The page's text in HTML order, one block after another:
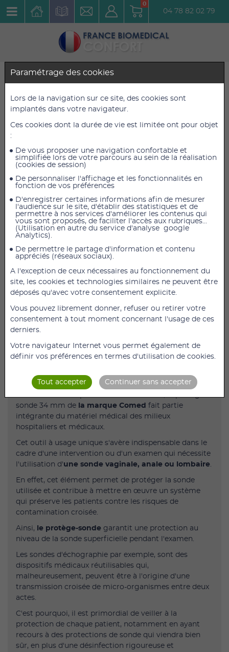
0
04 78 82 02 79
Diagnostic
Boîte de 100 Protéges Sondes
Réf. : 4948034
19,03 € TTC
15,86 € HT
19,03 €TTC
AJOUTER AU PANIER
Boîte de 100 Protéges Sondes lubrifiés
Protège-sondes lombaires.
En latex.
A usage unique.
Emballé individuellement.
Longueur : 190 mm.
Boîte de 100 pièces
sonde 34 mm de la marque Comed fait partie
intégrante du matériel médical des milieux
hospitaliers et médicaux.
Cet outil à usage unique s'avère indispensable dans le
cadre d'une intervention ou d'un examen qui nécessite
l'utilisation d'une sonde vaginale, anale ou lombaire.
En effet, cet élément permet de protéger la sonde
utilisée et contribue à mettre en œuvre un système
qui préserve les patients contre les risques de
contamination croisée.
Ainsi, le protège-sonde garantit une protection au
niveau de la sonde superficielle pendant l'examen.
Les sondes d'échographie par exemple, sont des
dispositifs médicaux réutilisables qui,
malheureusement, peuvent être à l'origine d'une
transmission croisée de micro-organismes entre deux
actes.
C'est pourquoi, il est primordial de veiller à la
protection de chaque patient, notamment en ayant
recours à des protections de sonde qui viendra bien
sûr, en plus d'une désinfection rigoureuse et
Paramétrage des cookies
Lors de la navigation sur ce site, des cookies sont
implantés dans votre navigateur.
Ces cookies dont la durée de vie est limitée ont pour objet
:
De vous proposer une navigation confortable et
simplifiée lors de votre parcours au sein de la réalisation
(cookies de session)
De personnaliser l'affichage et les fonctionnalités en
fonction de vos préférences
D'enregistrer certaines informations afin de mesurer
l'audience sur le site, d'établir des statistiques et de
permettre à nos services d'améliorer les contenus qui
vous sont proposés, de faciliter l'accès aux rubriques...
(Utilisation en autre du service d'analyse google
Analytics).
De permettre le partage d'information et contenu
appréciés (réseaux sociaux).
A l'exception de ceux nécessaires au fonctionnement du
site, les cookies et technologies similaires ne peuvent être
déposés qu'avec votre consentement explicite.
Vous pouvez librement donner, refuser ou retirer votre
consentement à tout moment concernant l'usage de ces
derniers.
Votre navigateur Internet vous permet également de
définir vos préférences en termes d'utilisation de cookies.
Tout accepter Continuer sans accepter